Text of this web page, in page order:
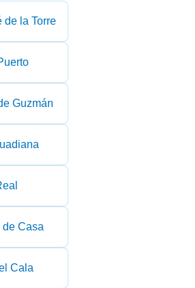
de la Torre
Guzmán
de Casa
Cala